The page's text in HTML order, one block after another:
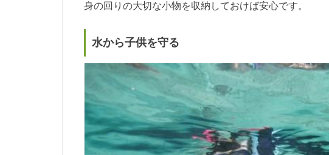
身の回りの大切な小物を収納しておけば安心です。
水から子供を守る